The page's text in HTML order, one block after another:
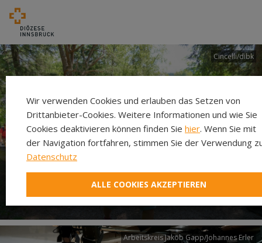
Cincelli/dibk
Neuer Pilgerweg Via
Laudato si’
Arbeitskreis Jakob Gapp/Johannes Erler
Wir verwenden Cookies und erlauben das Setzen von
Drittanbieter-Cookies. Weitere Informationen und wie Sie
Cookies deaktivieren können finden Sie hier. Wenn Sie mit
der Navigation fortfahren, stimmen Sie der Verwendung
Datenschutz
ALLE COOKIES AKZEPTIEREN